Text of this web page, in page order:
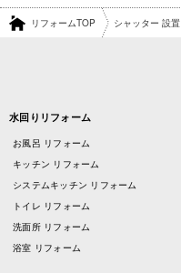
リフォームTOP シャッター 設置
水回りリフォーム
お風呂 リフォーム
キッチン リフォーム
システムキッチン リフォーム
トイレ リフォーム
洗面所 リフォーム
浴室 リフォーム